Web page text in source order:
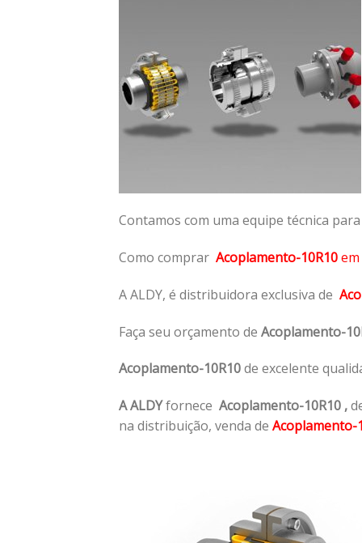
Contamos com uma equipe técnica
Como comprar Acoplamento-10R10em
A ALDY, é distribuidora exclusiva de
Faça seu orçamento de Acoplamento-
Acoplamento-10R10de excelente
A ALDYfornece Acoplamento-10R10 ,
na distribuição, venda de Acoplamento-